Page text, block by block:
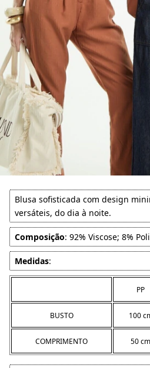
Blusa sofisticada com design
versáteis, do dia à noite.
Composição: 92% Viscose; 8%
Medidas:
PP
BUSTO 100
COMPRIMENTO 50 cm